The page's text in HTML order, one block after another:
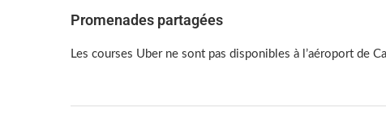
Promenades partagées
Les courses Uber ne sont pas disponibles à l’aéroport de